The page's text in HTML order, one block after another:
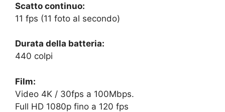
Scatto continuo:
11 fps (11 foto al secondo)
Durata della batteria:
440 colpi
Film:
Video 4K / 30fps a 100Mbps.
Full HD 1080p fino a 120 fps